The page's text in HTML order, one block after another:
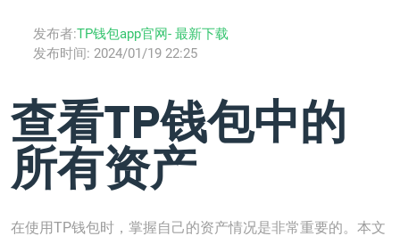
发布者:TP钱包app官网- 最新下载
发布时间: 2024/01/19 22:25
查看TP钱包中的
所有资产
在使用TP钱包时，掌握自己的资产情况是非常重要的。本文